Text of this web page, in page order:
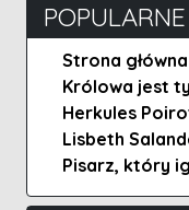
POPULARNE
Strona główna
Królowa jest
Herkules
Lisbeth
Pisarz, który